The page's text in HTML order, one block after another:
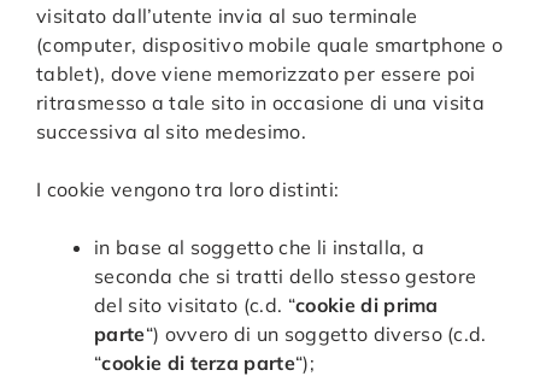
visitato dall’utente invia al suo terminale
(computer, dispositivo mobile quale smartphone o
tablet), dove viene memorizzato per essere poi
ritrasmesso a tale sito in occasione di una visita
successiva al sito medesimo.
I cookie vengono tra loro distinti:
in base al soggetto che li installa, a
seconda che si tratti dello stesso gestore
del sito visitato (c.d. “cookie di prima
parte“) ovvero di un soggetto diverso (c.d.
“cookie di terza parte“);